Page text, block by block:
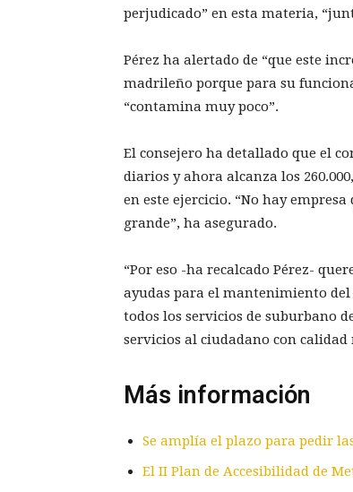
perjudicado” en esta materia,
Pérez ha alertado de “que este
madrileño porque para su
“contamina muy poco”.
El consejero ha detallado que el
diarios y ahora alcanza los
en este ejercicio. “No hay
grande”, ha asegurado.
“Por eso -ha recalcado Pérez-
ayudas para el mantenimiento
todos los servicios de suburbano
servicios al ciudadano con calidad
Más información
Se amplía el plazo para pedir
El II Plan de Accesibilidad de